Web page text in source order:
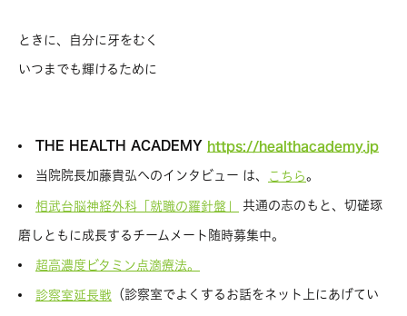
ときに、自分に牙をむく
いつまでも輝けるために
THE HEALTH ACADEMY https://healthacademy.jp
当院院長加藤貴弘へのインタビュー は、 こちら 。
相武台脳神経外科「就職の羅針盤」 共通の志のもと、切磋琢
磨しともに成長するチームメート随時募集中。
超高濃度ビタミン点滴療法。
診察室延長戦 （診察室でよくするお話をネット上にあげてい